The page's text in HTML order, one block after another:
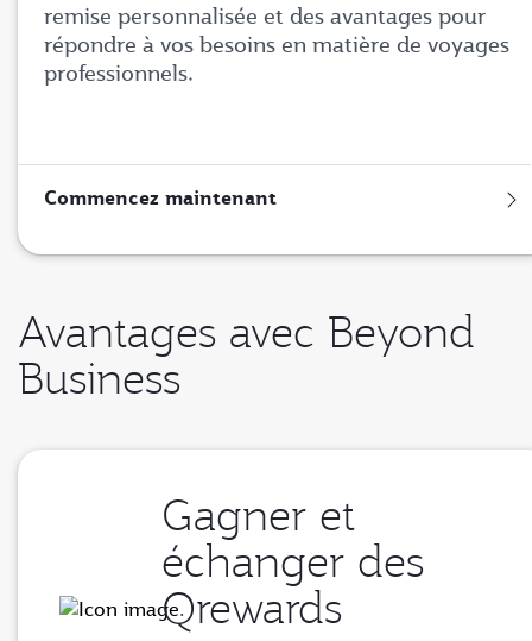
remise personnalisée et des avantages pour
répondre à vos besoins en matière de voyages
professionnels.
Commencez maintenant
Avantages avec Beyond
Business
Gagner et
échanger des
Qrewards